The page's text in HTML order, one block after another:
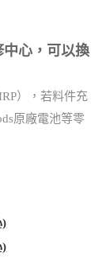
心，可以換
），若料件充
原廠電池等零
)
)